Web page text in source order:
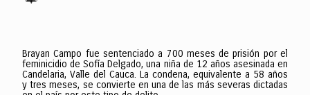
Brayan Campo fue sentenciado a 700 meses de prisión por el
feminicidio de Sofía Delgado, una niña de 12 años asesinada en
Candelaria, Valle del Cauca. La condena, equivalente a 58 años
y tres meses, se convierte en una de las más severas dictadas